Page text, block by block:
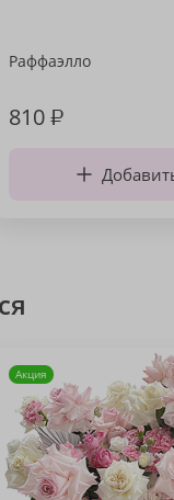
Раффаэлло
810₽
Акция